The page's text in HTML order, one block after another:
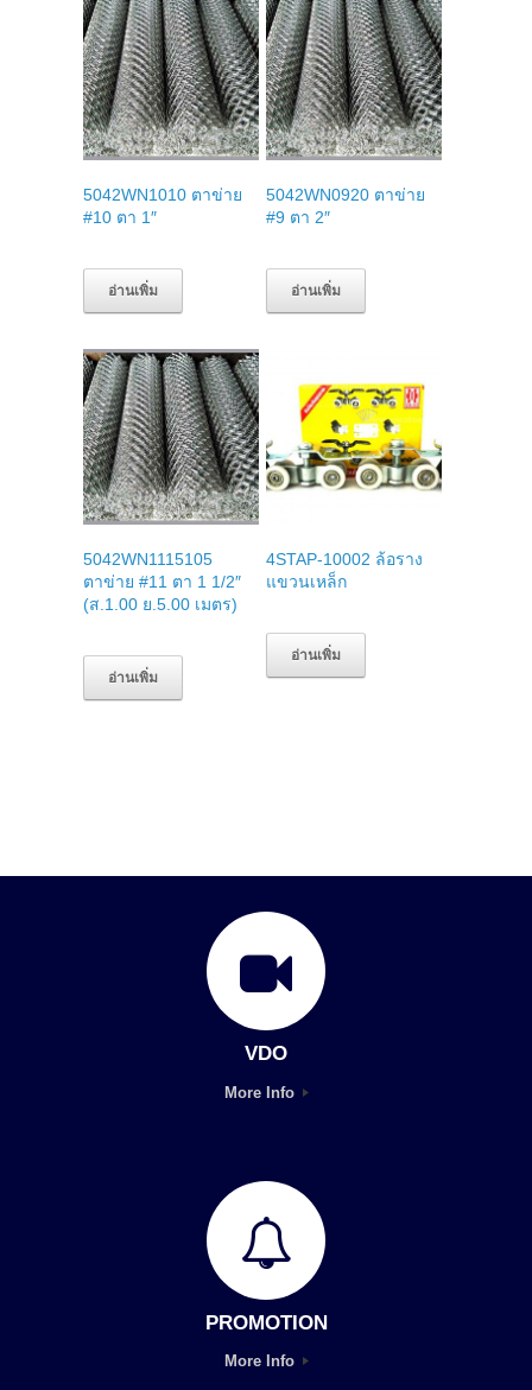
5042WN1010 ตาข่าย
#10 ตา 1″
อ่านเพิ่ม
5042WN0920 ตาข่าย
#9 ตา 2″
อ่านเพิ่ม
5042WN1115105
ตาข่าย #11 ตา 1 1/2″
(ส.1.00 ย.5.00 เมตร)
อ่านเพิ่ม
4STAP-10002 ล้อราง
แขวนเหล็ก
อ่านเพิ่ม
VDO
More Info
PROMOTION
More Info